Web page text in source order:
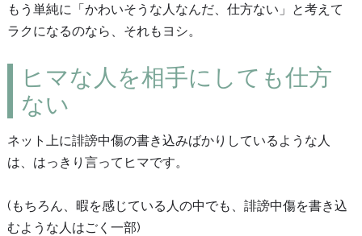
もう単純に「かわいそうな人なんだ、仕方ない」と考えて
ラクになるのなら、それもヨシ。
ヒマな人を相手にしても仕方
ない
ネット上に誹謗中傷の書き込みばかりしているような人
は、はっきり言ってヒマです。
(もちろん、暇を感じている人の中でも、誹謗中傷を書き込
むような人はごく一部)